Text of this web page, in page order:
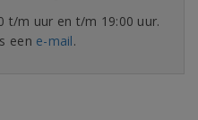
t/m uur en t/m 19:00 uur.
een e-mail.